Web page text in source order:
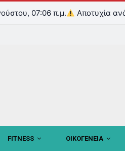
07:06 π.μ. Αποτυχία
FITNESS ΟΙΚΟΓΕΝΕΙΑ